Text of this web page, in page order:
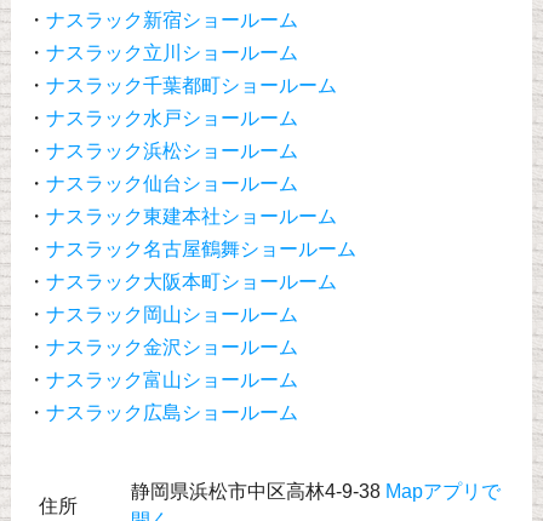
・ ナスラック新宿ショールーム
・ ナスラック立川ショールーム
・ ナスラック千葉都町ショールーム
・ ナスラック水戸ショールーム
・ ナスラック浜松ショールーム
・ ナスラック仙台ショールーム
・ ナスラック東建本社ショールーム
・ ナスラック名古屋鶴舞ショールーム
・ ナスラック大阪本町ショールーム
・ ナスラック岡山ショールーム
・ ナスラック金沢ショールーム
・ ナスラック富山ショールーム
・ ナスラック広島ショールーム
住所
静岡県浜松市中区高林4-9-38 Mapアプリで